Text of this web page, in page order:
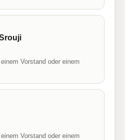
Vorstand oder einem
Vorstand oder einem